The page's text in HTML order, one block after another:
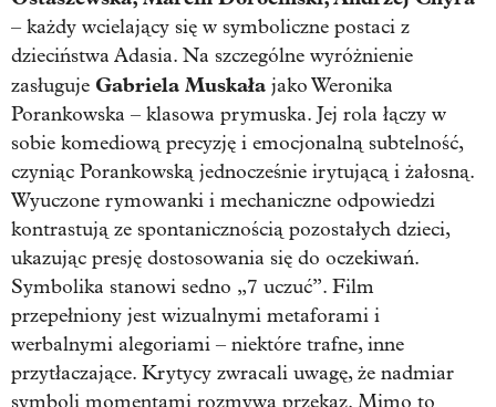
– każdy wcielający się w symboliczne postaci z
dzieciństwa Adasia. Na szczególne wyróżnienie
zasługuje Gabriela Muskała jako Weronika
Porankowska – klasowa prymuska. Jej rola łączy w
sobie komediową precyzję i emocjonalną subtelność,
czyniąc Porankowską jednocześnie irytującą i żałosną.
Wyuczone rymowanki i mechaniczne odpowiedzi
kontrastują ze spontanicznością pozostałych dzieci,
ukazując presję dostosowania się do oczekiwań.
Symbolika stanowi sedno „7 uczuć”. Film
przepełniony jest wizualnymi metaforami i
werbalnymi alegoriami – niektóre trafne, inne
przytłaczające. Krytycy zwracali uwagę, że nadmiar
symboli momentami rozmywa przekaz. Mimo to